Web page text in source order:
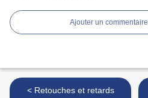
Ajouter un commentaire
< Retouches et retards